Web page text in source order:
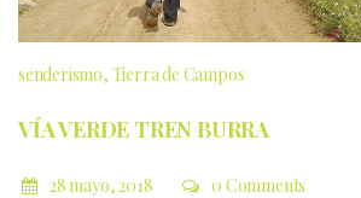
senderismo Tierra de Campos
VÍA VERDE TREN BURRA
28 mayo, 2018 0 Comments